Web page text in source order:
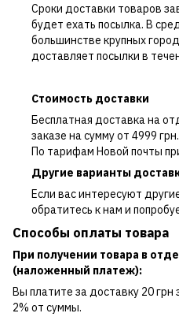
Сроки доставки товаров
будет ехать посылка. В
большинстве крупных
доставляет посылки в
Стоимость доставки
Бесплатная доставка на
заказе на сумму от 4999
По тарифам Новой почты
Другие варианты
Если вас интересуют
обратитесь к нам и
Способы оплаты товара
При получении товара в
(наложенный платеж):
Вы платите за доставку 20 грн
2% от суммы.